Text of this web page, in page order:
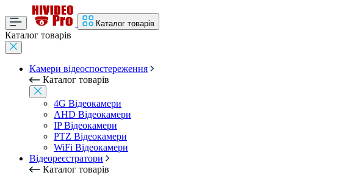
Каталог товарів
Каталог товарів
Камери відеоспостереження
Каталог товарів
4G Відеокамери
AHD Відеокамери
IP Відеокамери
PTZ Відеокамери
WiFi Відеокамери
Відеореєстратори
Каталог товарів